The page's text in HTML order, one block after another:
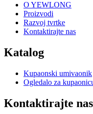
O YEWLONG
Proizvodi
Razvoj tvrtke
Kontaktirajte nas
Katalog
Kupaonski umivaonik
Ogledalo za
Kontaktirajte nas